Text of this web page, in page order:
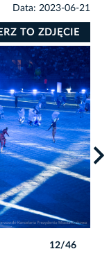
Data: 2023-06-21
TO ZDJĘCIE
12/46